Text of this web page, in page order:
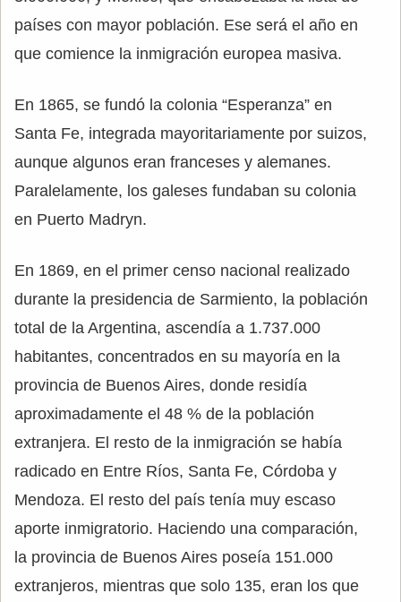
países con mayor población. Ese será el año en
que comience la inmigración europea masiva.
En 1865, se fundó la colonia “Esperanza” en
Santa Fe, integrada mayoritariamente por suizos,
aunque algunos eran franceses y alemanes.
Paralelamente, los galeses fundaban su colonia
en Puerto Madryn.
En 1869, en el primer censo nacional realizado
durante la presidencia de Sarmiento, la población
total de la Argentina, ascendía a 1.737.000
habitantes, concentrados en su mayoría en la
provincia de Buenos Aires, donde residía
aproximadamente el 48 % de la población
extranjera. El resto de la inmigración se había
radicado en Entre Ríos, Santa Fe, Córdoba y
Mendoza. El resto del país tenía muy escaso
aporte inmigratorio. Haciendo una comparación,
la provincia de Buenos Aires poseía 151.000
extranjeros, mientras que solo 135, eran los que